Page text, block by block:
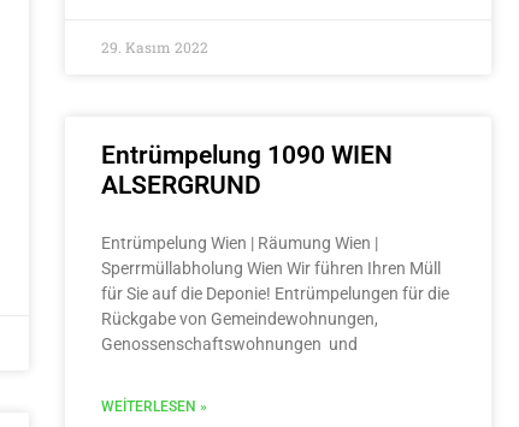
29. Kasım 2022
Entrümpelung 1090 WIEN
ALSERGRUND
Entrümpelung Wien | Räumung Wien |
Sperrmüllabholung Wien Wir führen Ihren Müll
für Sie auf die Deponie! Entrümpelungen für die
Rückgabe von Gemeindewohnungen,
Genossenschaftswohnungen und
WEITERLESEN »